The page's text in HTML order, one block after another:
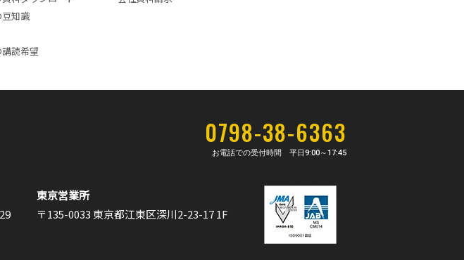
知識
読希望
0798-38-6363
お電話での受付時間 平日9:00～17:45
東京営業所
〒135-0033 東京都江東区深川2-23-17 1F